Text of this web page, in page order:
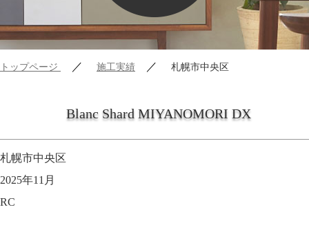
トップページ ／ 施工実績 ／ 札幌市中央区
Blanc Shard MIYANOMORI DX
札幌市中央区
2025年11月
RC